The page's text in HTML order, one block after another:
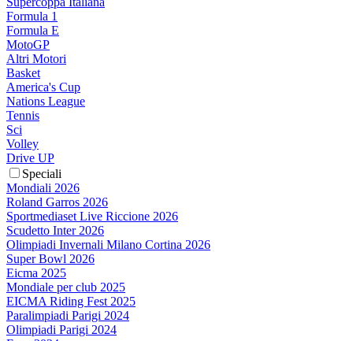
Formula 1
Formula E
MotoGP
Altri Motori
Basket
America's Cup
Nations League
Tennis
Sci
Volley
Drive UP
Speciali
Mondiali 2026
Roland Garros 2026
Sportmediaset Live Riccione 2026
Scudetto Inter 2026
Olimpiadi Invernali Milano Cortina 2026
Super Bowl 2026
Eicma 2025
Mondiale per club 2025
EICMA Riding Fest 2025
Paralimpiadi Parigi 2024
Olimpiadi Parigi 2024